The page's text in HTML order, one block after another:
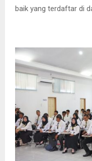
baik yang terdaftar di